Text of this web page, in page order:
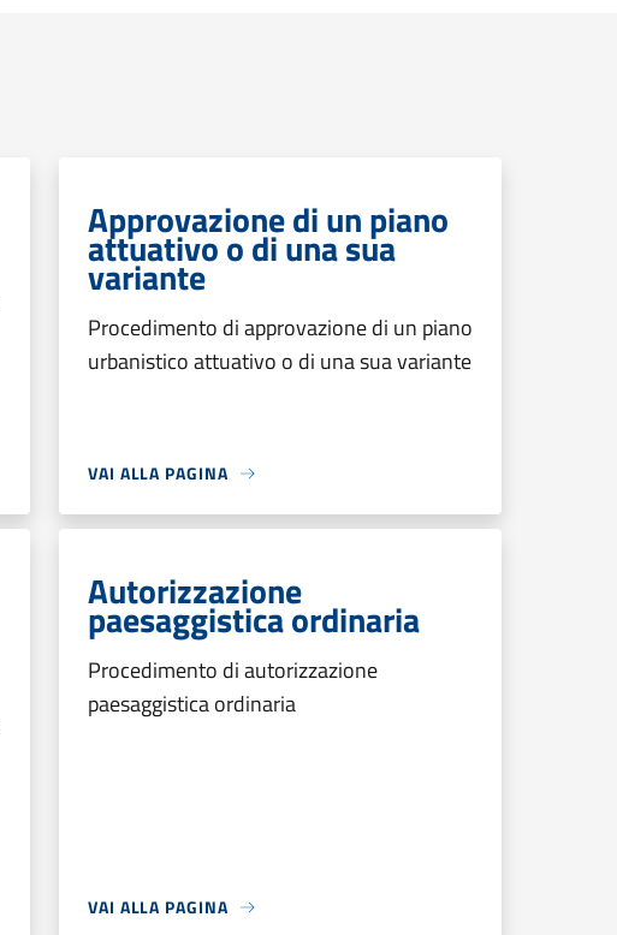
Approvazione di un piano
attuativo o di una sua
variante
Procedimento di approvazione di un piano
urbanistico attuativo o di una sua variante
VAI ALLA PAGINA
Autorizzazione
paesaggistica ordinaria
Procedimento di autorizzazione
paesaggistica ordinaria
VAI ALLA PAGINA